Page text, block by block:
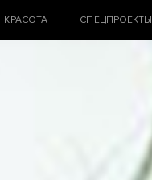
КРАСОТА СПЕЦПРОЕКТЫ